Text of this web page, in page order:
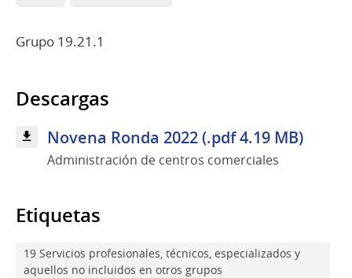
Grupo 19.21.1
Descargas
Novena Ronda 2022 (.pdf 4.19 MB)
Administración de centros comerciales
Etiquetas
19 Servicios profesionales, técnicos, especializados y
aquellos no incluidos en otros grupos